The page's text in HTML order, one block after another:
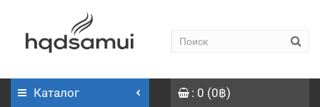
Каталог : 0 (0฿)